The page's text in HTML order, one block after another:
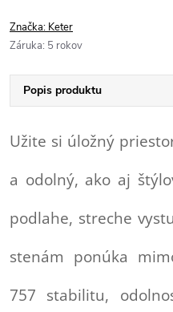
Značka: Keter
Záruka: 5 rokov
Popis produktu
Užite si úložný
a odolný, ako aj
podlahe, streche
stenám ponúka
757 stabilitu,